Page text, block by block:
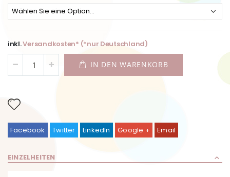
inkl.Versandkosten* (*nur Deutschland)
IN DEN WARENKORB
Facebook Twitter LinkedIn Google + Email
EINZELHEITEN